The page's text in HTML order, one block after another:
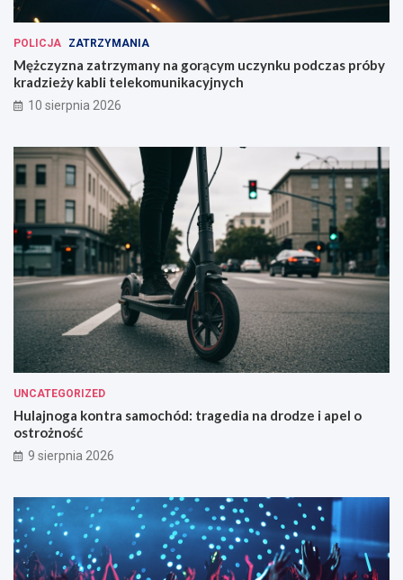
POLICJA ZATRZYMANIA
Mężczyzna zatrzymany na gorącym uczynku podczas próby
kradzieży kabli telekomunikacyjnych
10 sierpnia 2026
UNCATEGORIZED
Hulajnoga kontra samochód: tragedia na drodze i apel o
ostrożność
9 sierpnia 2026